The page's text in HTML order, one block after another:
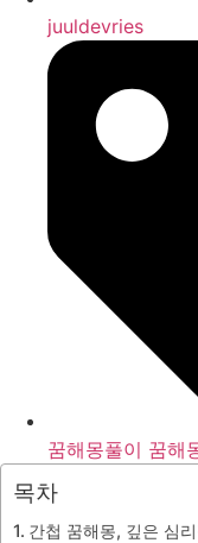
juuldevries
꿈해몽풀이 꿈해
목차
간첩 꿈해몽, 깊은 심